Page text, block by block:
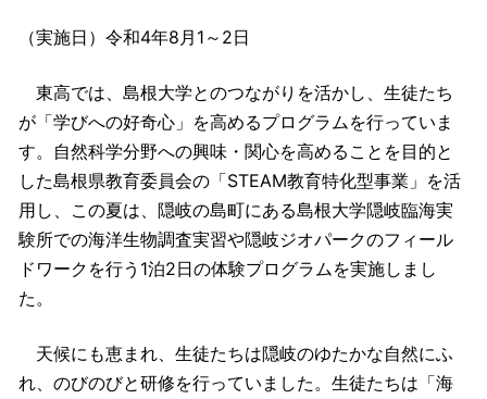
（実施日）令和4年8月1～2日
東高では、島根大学とのつながりを活かし、生徒たち
が「学びへの好奇心」を高めるプログラムを行っていま
す。自然科学分野への興味・関心を高めることを目的と
した島根県教育委員会の「STEAM教育特化型事業」を活
用し、この夏は、隠岐の島町にある島根大学隠岐臨海実
験所での海洋生物調査実習や隠岐ジオパークのフィール
ドワークを行う1泊2日の体験プログラムを実施しまし
た。
天候にも恵まれ、生徒たちは隠岐のゆたかな自然にふ
れ、のびのびと研修を行っていました。生徒たちは「海